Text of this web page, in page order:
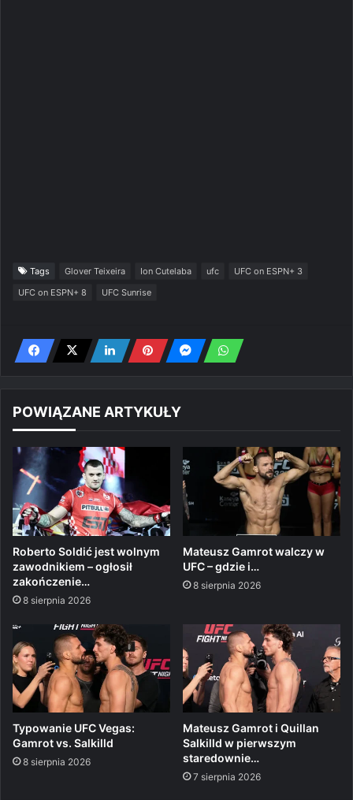
Tags Glover Teixeira Ion Cutelaba ufc
UFC on ESPN+ 3
UFC on ESPN+ 8
UFC Sunrise
POWIĄZANE ARTYKUŁY
Roberto Soldić jest wolnym
zawodnikiem – ogłosił
zakończenie…
8 sierpnia 2026
Mateusz Gamrot walczy w
UFC – gdzie i…
8 sierpnia 2026
Typowanie UFC Vegas:
Gamrot vs. Salkilld
8 sierpnia 2026
Mateusz Gamrot i Quillan
Salkilld w pierwszym
staredownie…
7 sierpnia 2026